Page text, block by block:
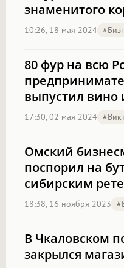
знаменитого
10:26, 18 мая 2024
80 фур на всю
выпустил вино
17:30, 02 мая 2024
Омский
поспорил на
сибирским
18:38, 16 ноября 2023
В Чкаловском
закрылся